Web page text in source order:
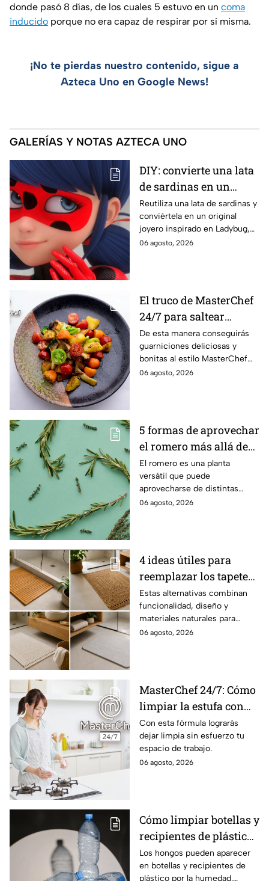
donde pasó 8 días, de los cuales 5 estuvo en un coma
inducido porque no era capaz de respirar por sí misma.
¡No te pierdas nuestro contenido, sigue a
Azteca Uno en Google News!
GALERÍAS Y NOTAS AZTECA UNO
DIY: convierte una lata
de sardinas en un
joyero inspirado en
Ladybug
Reutiliza una lata de sardinas y
conviértela en un original
joyero inspirado en Ladybug,
perfecto para guardar tus
06 agosto, 2026
El truco de MasterChef
24/7 para saltear
verduras crujientes y
con mucho color
De esta manera conseguirás
guarniciones deliciosas y
bonitas al estilo MasterChef
24/7.
06 agosto, 2026
5 formas de aprovechar
el romero más allá de
la cocina
El romero es una planta
versátil que puede
aprovecharse de distintas
maneras en el hogar, desde la
06 agosto, 2026
4 ideas útiles para
reemplazar los tapetes
de baño por opciones
más naturales y
aesthetics
Estas alternativas combinan
funcionalidad, diseño y
materiales naturales para
renovar tu baño.
06 agosto, 2026
MasterChef 24/7: Cómo
limpiar la estufa con
bicarbonato y limón
Con esta fórmula lograrás
dejar limpia sin esfuerzo tu
espacio de trabajo.
06 agosto, 2026
Cómo limpiar botellas y
recipientes de plástico
con hongos
Los hongos pueden aparecer
en botellas y recipientes de
plástico por la humedad.